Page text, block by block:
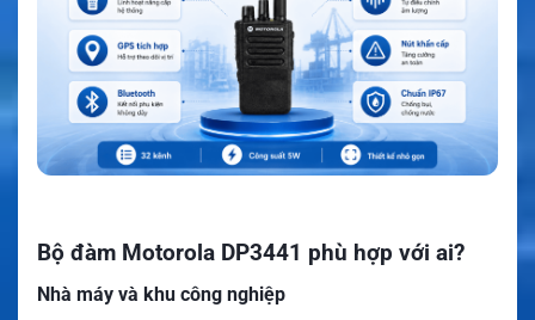
Bộ đàm Motorola DP3441 phù hợp với ai?
Nhà máy và khu công nghiệp